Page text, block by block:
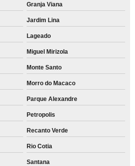
Granja Viana
Jardim Lina
Lageado
Miguel Mirizola
Monte Santo
Morro do Macaco
Parque Alexandre
Petropolis
Recanto Verde
Rio Cotia
Santana